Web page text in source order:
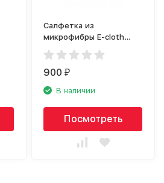
Салфетка из
микрофибры E-cloth
20518
900₽
В наличии
Посмотреть